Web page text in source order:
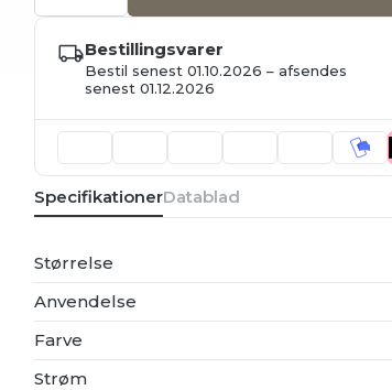
3m
Bestillingsvarer
Bestil senest 01.10.2026 – afsendes
senest 01.12.2026
SpecifikationerDatablad
Størrelse
Anvendelse
Farve
Strøm